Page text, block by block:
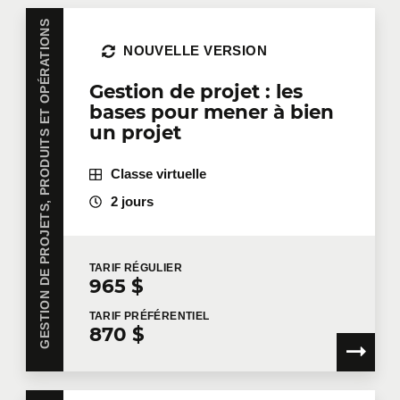
GESTION DE PROJETS, PRODUITS ET OPÉRATIONS
Gestion de projet : les
bases pour mener à bien
un projet
NOUVELLE VERSION
Classe virtuelle
2 jours
TARIF RÉGULIER
965 $
TARIF PRÉFÉRENTIEL
870 $